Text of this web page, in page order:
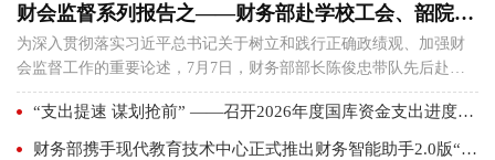
财会监督系列报告之——财务部赴学校工会、韶院资产经营公司开展专项财会监督调研
为深入贯彻落实习近平总书记关于树立和践行正确政绩观、加强财
会监督工作的重要论述，7月7日，财务部部长陈俊忠带队先后赴学
校工会、韶院资产经营公司开展专项财会监督调研...
“支出提速 谋划抢前” ——召开2026年度国库资金支出进度推进会暨2027年度省级教育资金项目入库及预算编制工作会议
财务部携手现代教育技术中心正式推出财务智能助手2.0版“韶院慧财”